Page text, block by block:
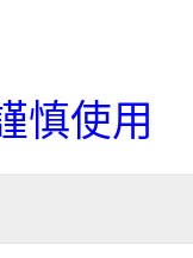
慎使用